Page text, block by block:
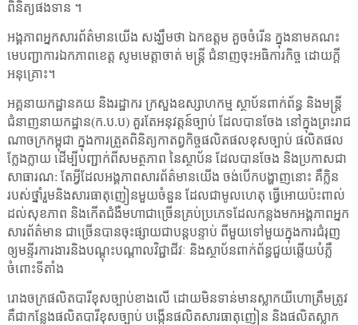
ពិនិត្យផងទាន ។
អង្គភាពអ្នកសារព័ត៌មានយើង សង្ឃឹមថា ឯកឧត្តម គួចចំរើន ក្នុងនាមគណះ
មេបញ្ជាការឯកភាពខេត្ត សូមមេត្តាចាត់ មន្ត្រី ជំនាញចុះអធិការកិច្ច ដោយក្តី
អនុគ្រោះ។
អគ្គនាយកដ្ឋានគយ និងរដ្ឋាករ ក្រសួងឧស្សាហកម្ម ស្ថាប័នពាក់ព័ន្ធ និងមន្ត្រី
ជំនាញនាយកដ្ឋាន(ក.ប.ប) គួរតែអនុវត្តន៍ច្បាប់ ដែលបានចែង នៅក្នុងព្រះរាជ
ណាចក្រកម្ពុជា ក្នុងការត្រួតពិនិត្យកាតព្វកិច្ចផលិតផលខុសច្បាប់ ផលិតផល
ក្លែងក្លាយ ដើម្បីបញ្ជាក់ពីសមត្ថភាព នៃស្ថាប័ន ដែលបានចែង និងប្រកាសជា
សាធារណ: តែអ្វីដែលអង្គភាពសារព័ត៌មានយើង ចង់បើកបង្ហាញនោះ គឺក្លិន
របស់ថ្នាំរួមនិងសារធាតុញៀនមួយចំនួន ដែលជាមូលហេតុ ធ្វើអោយប៉ះពាល់
ដល់សុខភាព និងកើតជំងឺមហាជាច្រើនគ្រប់ប្រភេទដែលកន្លងមកអង្គភាពអ្នក
សារព័ត៌មាន ជាច្រើនបានចុះផ្សាយជាបន្តបន្ទាប់ ពីមួយទៅមួយក្នុងការជំរុញ
ឲ្យមន្ទីរការងារនិងបណ្ដុះបណ្ដាលវិជ្ជាជីវៈ និងស្ថាប័នពាក់ព័ន្ធជួយឆ្លើយបំភ្លឺ
ចំពោះទីតាំង
រោងចក្រផលិតបារីខុសច្បាប់ខាងលើ ដោយមិនទាន់មានស្លាកយីហោត្រឹមត្រូវ
គឺជាកន្លែងផលិតបារីខុសច្បាប់ បង្កើនផលិតសារធាតុញៀន និងផលិតស្លាក